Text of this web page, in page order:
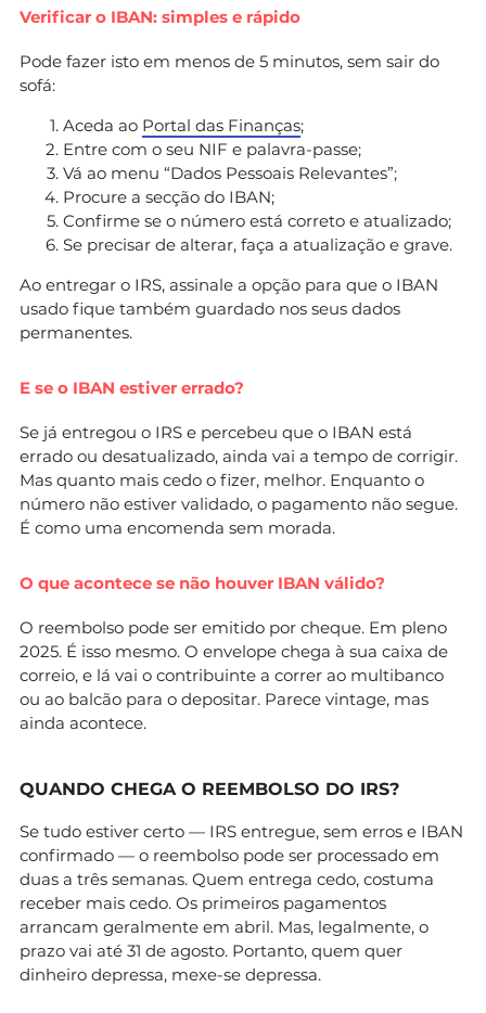
Verificar o IBAN: simples e rápido
Pode fazer isto em menos de 5 minutos, sem sair do
sofá:
Aceda ao Portal das Finanças;
Entre com o seu NIF e palavra-passe;
Vá ao menu “Dados Pessoais Relevantes”;
Procure a secção do IBAN;
Confirme se o número está correto e atualizado;
Se precisar de alterar, faça a atualização e grave.
Ao entregar o IRS, assinale a opção para que o IBAN
usado fique também guardado nos seus dados
permanentes.
E se o IBAN estiver errado?
Se já entregou o IRS e percebeu que o IBAN está
errado ou desatualizado, ainda vai a tempo de corrigir.
Mas quanto mais cedo o fizer, melhor. Enquanto o
número não estiver validado, o pagamento não segue.
É como uma encomenda sem morada.
O que acontece se não houver IBAN válido?
O reembolso pode ser emitido por cheque. Em pleno
2025. É isso mesmo. O envelope chega à sua caixa de
correio, e lá vai o contribuinte a correr ao multibanco
ou ao balcão para o depositar. Parece vintage, mas
ainda acontece.
QUANDO CHEGA O REEMBOLSO DO IRS?
Se tudo estiver certo — IRS entregue, sem erros e IBAN
confirmado — o reembolso pode ser processado em
duas a três semanas. Quem entrega cedo, costuma
receber mais cedo. Os primeiros pagamentos
arrancam geralmente em abril. Mas, legalmente, o
prazo vai até 31 de agosto. Portanto, quem quer
dinheiro depressa, mexe-se depressa.